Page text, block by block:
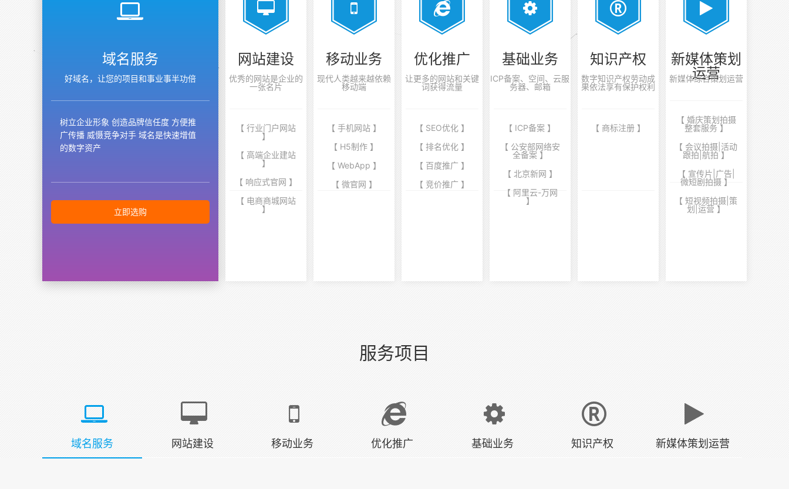
域名服务
好域名，让您的项目和事业事半功倍
树立企业形象 创造品牌信任度 方便推
广传播 威慑竞争对手 域名是快速增值
的数字资产
立即选购
网站建设
优秀的网站是企业的
一张名片
【 行业门户网站
】
【 高端企业建站
】
【 响应式官网 】
【 电商商城网站
】
移动业务
现代人类越来越依赖
移动端
【 手机网站 】
【 H5制作 】
【 WebApp 】
【 微官网 】
优化推广
让更多的网站和关键
词获得流量
【 SEO优化 】
【 排名优化 】
【 百度推广 】
【 竞价推广 】
基础业务
ICP备案、空间、云服
务器、邮箱
【 ICP备案 】
【 公安部网络安
全备案 】
【 北京新网 】
【 阿里云-万网
】
知识产权
数字知识产权劳动成
果依法享有保护权利
【 商标注册 】
新媒体策划
运营
新媒体综合策划运营
【 婚庆策划拍摄
整套服务 】
【 会议拍摄|活动
跟拍|航拍 】
【 宣传片|广告|
微短剧拍摄 】
【 短视频拍摄|策
划|运营 】
服务项目
域名服务 网站建设 移动业务 优化推广 基础业务 知识产权 新媒体策划运营